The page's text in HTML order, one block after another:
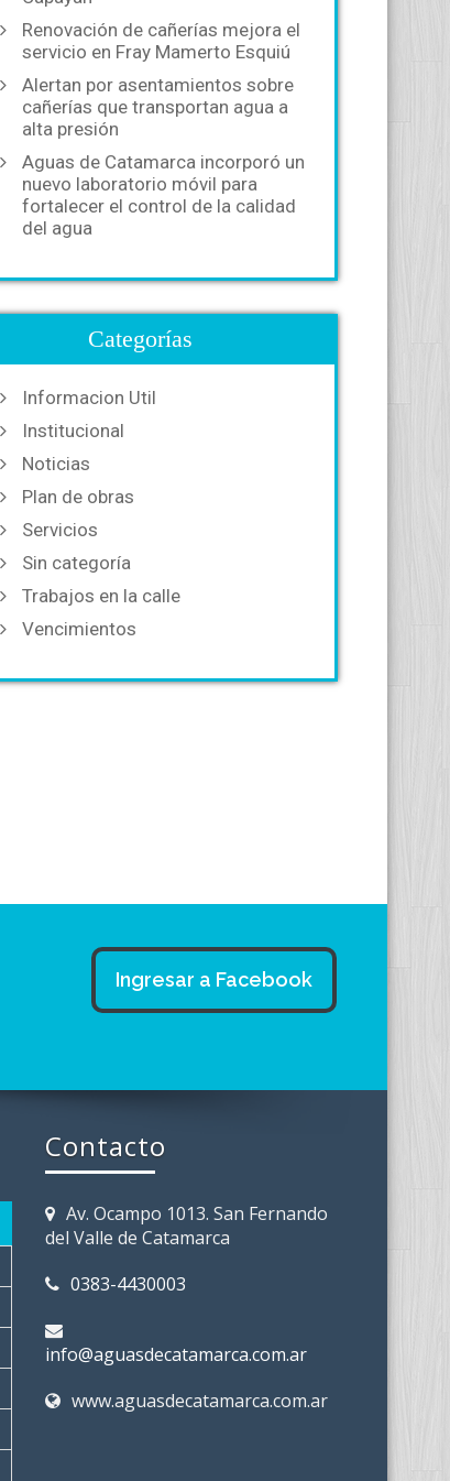
Renovación de cañerías mejora el
servicio en Fray Mamerto Esquiú
Alertan por asentamientos sobre
cañerías que transportan agua a
alta presión
Aguas de Catamarca incorporó un
nuevo laboratorio móvil para
fortalecer el control de la calidad
del agua
Categorías
Informacion Util
Institucional
Noticias
Plan de obras
Servicios
Sin categoría
Trabajos en la calle
Vencimientos
Ingresar a Facebook
Contacto
Av. Ocampo 1013. San Fernando
del Valle de Catamarca
0383-4430003
info@aguasdecatamarca.com.ar
www.aguasdecatamarca.com.ar